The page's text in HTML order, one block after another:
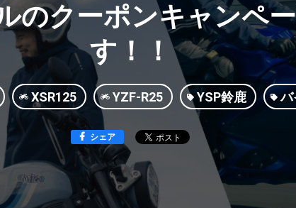
のクーポンキャンペ
す！！
XSR125 YZF-R25 YSP鈴鹿 バ
シェア